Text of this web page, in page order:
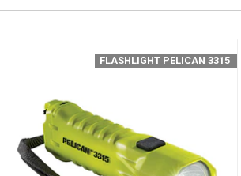
FLASHLIGHT PELICAN 3315